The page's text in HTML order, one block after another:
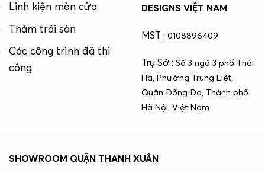
Linh kiện màn cửa
Thảm trải sàn
Các công trình đã thi
công
DESIGNS VIỆT NAM
MST : 0108896409
Trụ Sở : Số 3 ngõ 3 phố Thái
Hà, Phường Trung Liệt,
Quận Đống Đa, Thành phố
Hà Nội, Việt Nam
SHOWROOM QUẬN THANH XUÂN